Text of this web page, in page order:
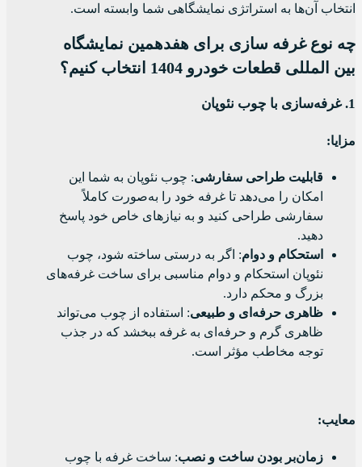
انتخاب آن‌ها به استراتژی نمایشگاهی شما وابسته است.
چه نوع غرفه سازی برای هفدهمین نمایشگاه
بین المللی قطعات خودرو 1404 انتخاب کنیم؟
1. غرفه‌سازی با چوب نئوپان
مزایا:
قابلیت طراحی سفارشی: چوب نئوپان به شما این
امکان را می‌دهد تا غرفه خود را به‌صورت کاملاً
سفارشی طراحی کنید و به نیازهای خاص خود پاسخ
دهید.
استحکام و دوام: اگر به درستی ساخته شود، چوب
نئوپان استحکام و دوام مناسبی برای ساخت غرفه‌های
بزرگ و محکم دارد.
ظاهری حرفه‌ای و طبیعی: استفاده از چوب می‌تواند
ظاهری گرم و حرفه‌ای به غرفه ببخشد که در جذب
توجه مخاطب مؤثر است.
معایب:
زمان‌بر بودن ساخت و نصب: ساخت غرفه با چوب